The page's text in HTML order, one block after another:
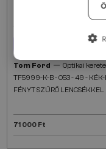
EGYFÓKUSZÚ LENCSÉVEL
Tom Ford — Optikai
TF5999-K-B - 053 - 49 - KÉK-
FÉNYT SZŰRŐ LENCSÉKKEL
71 000 Ft